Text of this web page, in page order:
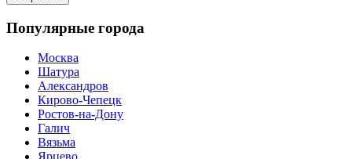
Популярные города
Москва
Шатура
Александров
Кирово-Чепецк
Ростов-на-Дону
Галич
Вязьма